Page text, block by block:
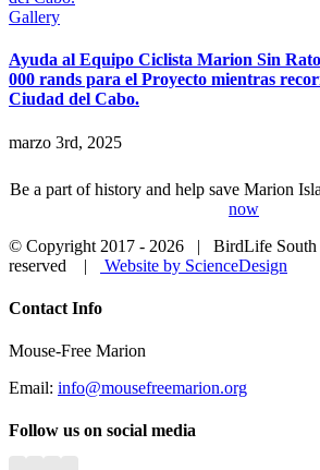
Gallery
Ayuda al Equipo Ciclista Marion Sin
000 rands para el Proyecto mientras
Ciudad del Cabo.
marzo 3rd, 2025
Be a part of history and help save Marion
now
© Copyright 2017 - 2026 | BirdLife
reserved |
Website by ScienceDesign
Close
Bar
Contact Info
Mouse-Free Marion
Email: info@mousefreemarion.org
Follow us on social media